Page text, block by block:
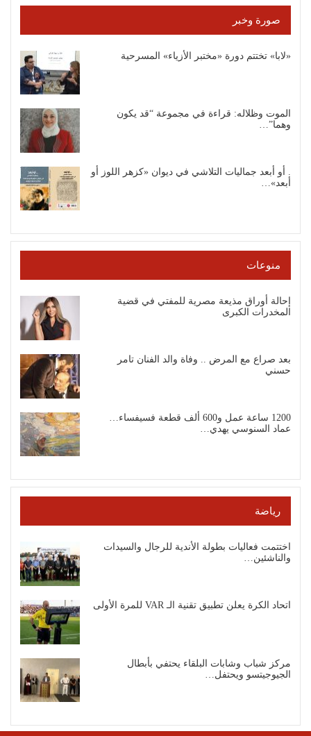
صورة وخبر
«لابا» تختتم دورة «مختبر الأزياء» المسرحية
الموت وظلاله: قراءة في مجموعة “قد يكون
وهما”…
. أو أبعد جماليات التلاشي في ديوان «كزهر اللوز أو
أبعد»…
منوعات
إحالة أوراق مذيعة مصرية للمفتي في قضية
المخدرات الكبرى
بعد صراع مع المرض .. وفاة والد الفنان تامر
حسني
1200 ساعة عمل و600 ألف قطعة فسيفساء…
عماد السنوسي يهدي…
رياضة
اختتمت فعاليات بطولة الأندية للرجال والسيدات
والناشئين…
اتحاد الكرة يعلن تطبيق تقنية الـ VAR للمرة الأولى
مركز شباب وشابات البلقاء يحتفي بأبطال
الجيوجيتسو ويحتفل…